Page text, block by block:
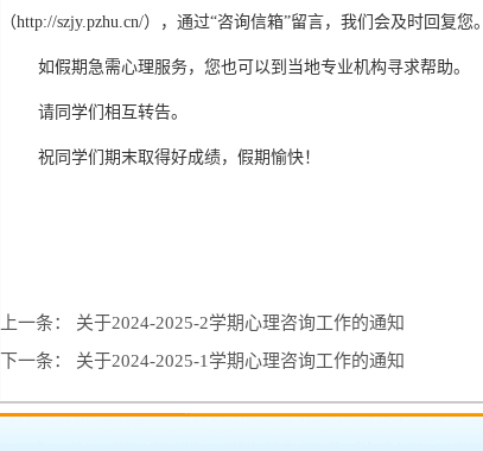
（http://szjy.pzhu.cn/），通过“咨询信箱”留言，我们会及时回复您。
如假期急需心理服务，您也可以到当地专业机构寻求帮助。
请同学们相互转告。
祝同学们期末取得好成绩，假期愉快！
上一条： 关于2024-2025-2学期心理咨询工作的通知
下一条： 关于2024-2025-1学期心理咨询工作的通知